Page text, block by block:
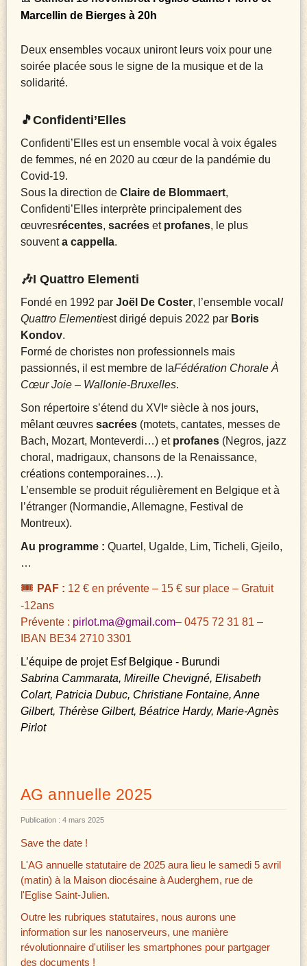
Marcellin de Bierges à 20h
Deux ensembles vocaux uniront leurs voix pour une
soirée placée sous le signe de la musique et de la
solidarité.
🎵Confidenti’Elles
Confidenti’Elles est un ensemble vocal à voix égales
de femmes, né en 2020 au cœur de la pandémie du
Covid-19.
Sous la direction de Claire de Blommaert,
Confidenti’Elles interprète principalement des
œuvresrécentes, sacrées et profanes, le plus
souventa cappella.
🎶I Quattro Elementi
Fondé en 1992 par Joël De Coster, l’ensemble vocal I
Quattro Elementiest dirigé depuis 2022 par Boris
Kondov.
Formé de choristes non professionnels mais
passionnés, il est membre de laFédération Chorale À
Cœur Joie – Wallonie-Bruxelles.
Son répertoire s’étend du XVIᵉ siècle à nos jours,
mêlant œuvres sacrées (motets, cantates, messes de
Bach, Mozart, Monteverdi…) et profanes (Negros, jazz
choral, madrigaux, chansons de la Renaissance,
créations contemporaines…).
L’ensemble se produit régulièrement en Belgique et à
l’étranger (Normandie, Allemagne, Festival de
Montreux).
Au programme : Quartel, Ugalde, Lim, Ticheli, Gjeilo,
…
🎟 PAF : 12 € en prévente – 15 € sur place – Gratuit
-12ans
Prévente : pirlot.ma@gmail.com– 0475 72 31 81 –
IBAN BE34 2710 3301
L’équipe de projet Esf Belgique - Burundi
Sabrina Cammarata, Mireille Chevigné, Elisabeth
Colart, Patricia Dubuc, Christiane Fontaine, Anne
Gilbert, Thérèse Gilbert, Béatrice Hardy, Marie-Agnès
Pirlot
AG annuelle 2025
Publication : 4 mars 2025
Save the date !
L'AG annuelle statutaire de 2025 aura lieu le samedi 5 avril
(matin) à la Maison diocésaine à Auderghem, rue de
l'Eglise Saint-Julien.
Outre les rubriques statutaires, nous aurons une
information sur les nanoserveurs, une manière
révolutionnaire d'utiliser les smartphones pour partgager
des documents !